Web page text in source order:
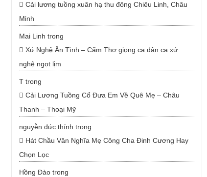
Cải lương tuồng xuân hạ thu đông Chiêu Linh, Châu
Minh
Mai Linh trong
Xứ Nghệ Ân Tình – Cẩm Thơ giọng ca dân ca xứ
nghệ ngọt lịm
Ttrong
Cải Lương Tuồng Cổ Đưa Em Về Quê Mẹ – Châu
Thanh – Thoại Mỹ
nguyễn đức thính trong
Hát Chầu Văn Nghĩa Mẹ Công Cha Đinh Cương Hay
Chọn Lọc
Hồng Đàotrong